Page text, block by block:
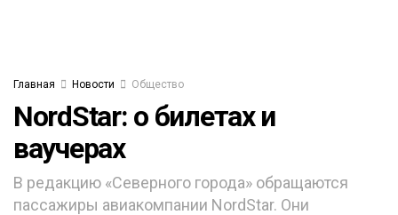
Главная Новости Общество
NordStar: о билетах и
ваучерах
В редакцию «Северного города» обращаются
пассажиры авиакомпании NordStar. Они